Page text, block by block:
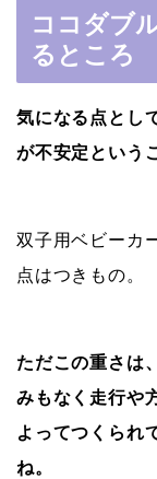
ココダブ
るところ
気になる点とし
が不安定という
双子用ベビーカ
点はつきもの。
ただこの重さは
みもなく走行や
よってつくられ
ね。